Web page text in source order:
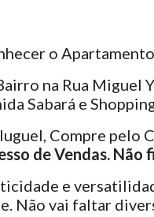
o
na Rua Miguel
Sabará e
Compre pelo
de Vendas.
e
Não vai faltar